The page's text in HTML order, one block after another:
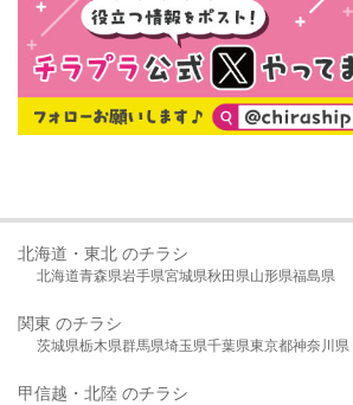
北海道・東北 のチラシ
北海道青森県岩手県宮城県秋田県山形県福島県
関東 のチラシ
茨城県栃木県群馬県埼玉県千葉県東京都神奈川県
甲信越・北陸 のチラシ